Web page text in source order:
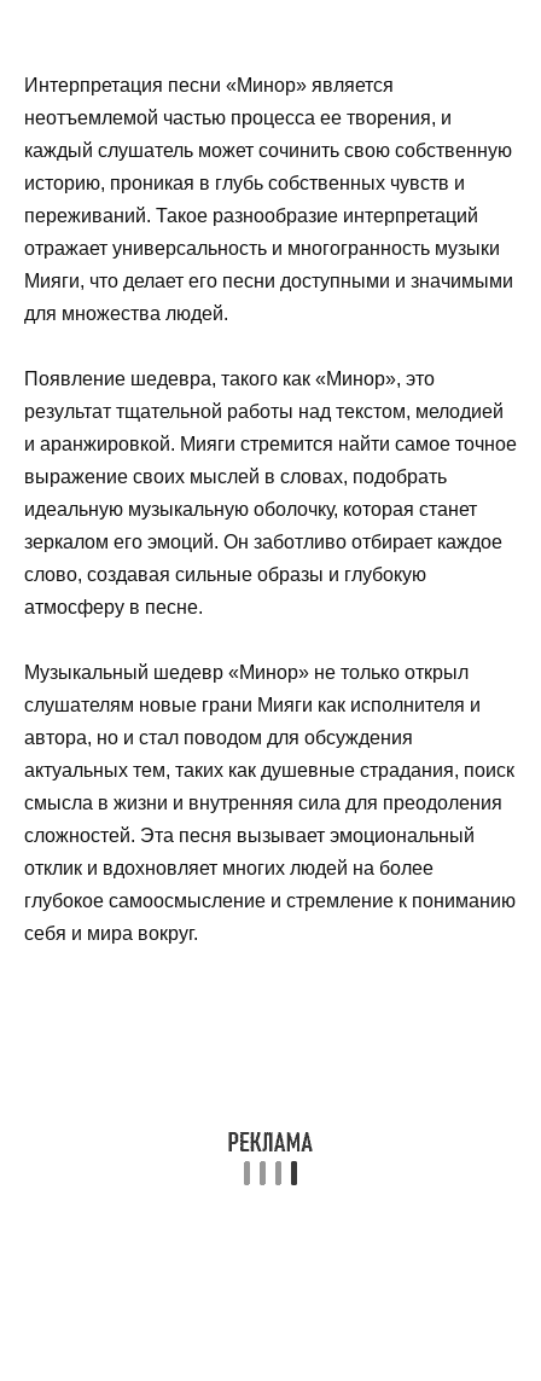
Интерпретация песни «Минор» является
неотъемлемой частью процесса ее творения, и
каждый слушатель может сочинить свою собственную
историю, проникая в глубь собственных чувств и
переживаний. Такое разнообразие интерпретаций
отражает универсальность и многогранность музыки
Мияги, что делает его песни доступными и значимыми
для множества людей.
Появление шедевра, такого как «Минор», это
результат тщательной работы над текстом, мелодией
и аранжировкой. Мияги стремится найти самое точное
выражение своих мыслей в словах, подобрать
идеальную музыкальную оболочку, которая станет
зеркалом его эмоций. Он заботливо отбирает каждое
слово, создавая сильные образы и глубокую
атмосферу в песне.
Музыкальный шедевр «Минор» не только открыл
слушателям новые грани Мияги как исполнителя и
автора, но и стал поводом для обсуждения
актуальных тем, таких как душевные страдания, поиск
смысла в жизни и внутренняя сила для преодоления
сложностей. Эта песня вызывает эмоциональный
отклик и вдохновляет многих людей на более
глубокое самоосмысление и стремление к пониманию
себя и мира вокруг.